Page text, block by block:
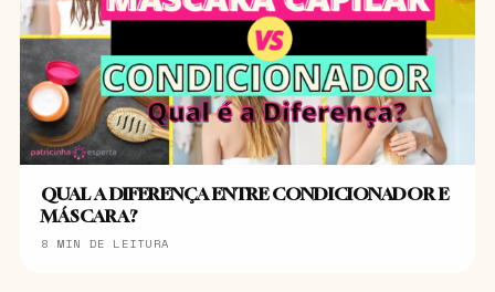
QUAL A DIFERENÇA ENTRE CONDICIONADOR E
MÁSCARA?
8 MIN DE LEITURA